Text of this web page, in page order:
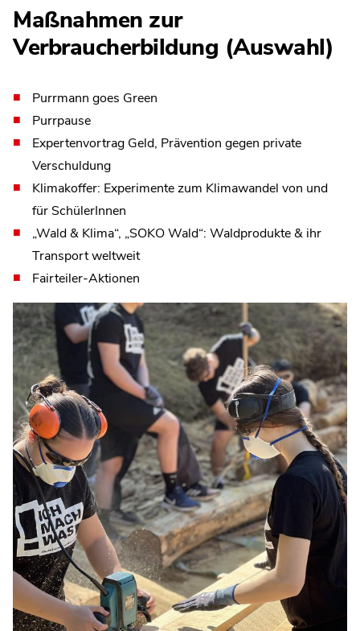
Maßnahmen zur
Verbraucherbildung (Auswahl)
Purrmann goes Green
Purrpause
Expertenvortrag Geld, Prävention gegen private
Verschuldung
Klimakoffer: Experimente zum Klimawandel von und
für SchülerInnen
„Wald & Klima“, „SOKO Wald“: Waldprodukte & ihr
Transport weltweit
Fairteiler-Aktionen